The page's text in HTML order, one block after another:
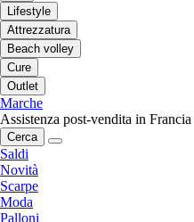
Lifestyle
Attrezzatura
Beach volley
Cure
Outlet
Marche
Assistenza post-vendita in Francia
Cerca
Saldi
Novità
Scarpe
Moda
Palloni